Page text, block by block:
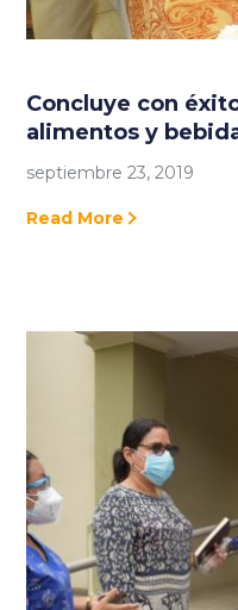
Concluye con
alimentos y
septiembre 23, 2019
Read More